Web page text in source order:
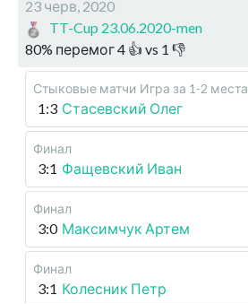
23 черв, 2020
TT-Cup 23.06.2020-men
80% перемог4 👍 vs 1 👎
Стыковые матчи Игра за 1-2 места
1:3 Стасевский Олег
Финал
3:1 Фащевский Иван
Финал
3:0 Максимчук Артем
Финал
3:1 Колесник Петр